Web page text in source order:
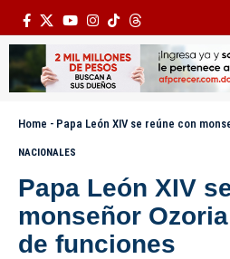
Home - Papa León XIV se reúne con
NACIONALES
Papa León XIV
monseñor
de funciones